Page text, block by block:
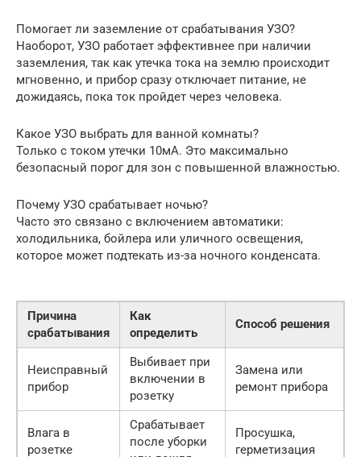
Помогает ли заземление от срабатывания УЗО?
Наоборот, УЗО работает эффективнее при наличии
заземления, так как утечка тока на землю происходит
мгновенно, и прибор сразу отключает питание, не
дожидаясь, пока ток пройдет через человека.
Какое УЗО выбрать для ванной комнаты?
Только с током утечки 10мА. Это максимально
безопасный порог для зон с повышенной влажностью.
Почему УЗО срабатывает ночью?
Часто это связано с включением автоматики:
холодильника, бойлера или уличного освещения,
которое может подтекать из-за ночного конденсата.
Причина
срабатывания
Как
определить
Способ решения
Неисправный
прибор
Выбивает при
включении в
розетку
Замена или
ремонт прибора
Влага в
розетке
Срабатывает
после уборки
Просушка,
герметизация